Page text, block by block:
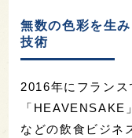
無数の色彩を生
技術
2016年にフラン
「HEAVENSAKE
などの飲食ビジネ